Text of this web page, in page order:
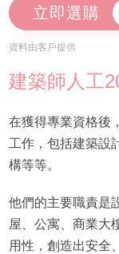
立即選購
資料由客戶提供
建築師人工
在獲得專業資格後
工作，包括建築設
構等等。
他們的主要職責是
屋、公寓、商業大
用性，創造出安全